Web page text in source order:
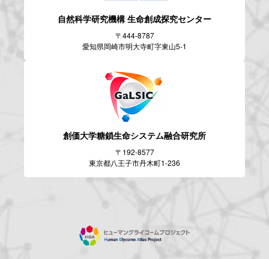
自然科学研究機構生命創成探究センター
〒444-8787
愛知県岡崎市明大寺町字東山5-1
創価大学糖鎖生命システム融合研究所
〒192-8577
東京都八王子市丹木町1-236